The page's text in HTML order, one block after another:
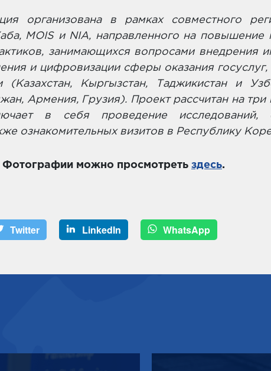
организована в рамках совместного
MOIS и NIA, направленного на повышение
занимающихся вопросами внедрения
и цифровизации сферы оказания госуслуг,
(Казахстан, Кыргызстан, Таджикистан и
Армения, Грузия). Проект рассчитан на три
в себя проведение исследований,
ознакомительных визитов в Республику
Фотографии можно просмотреть здесь.
Twitter LinkedIn WhatsApp